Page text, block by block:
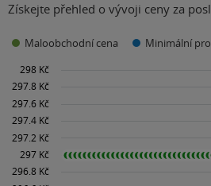
Získejte přehled o vývoji ceny za
Maloobchodní cena Minimální